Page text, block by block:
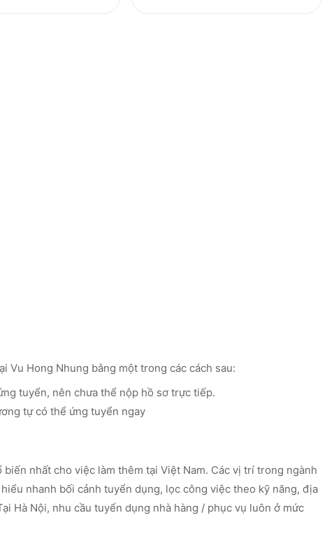
Vu Hong Nhung bằng một trong các cách sau:
tuyển, nên chưa thể nộp hồ sơ trực tiếp.
tự có thể ứng tuyển ngay
nhất cho việc làm thêm tại Việt Nam. Các vị trí trong ngành
nhanh bối cảnh tuyển dụng, lọc công việc theo kỹ năng, địa
Hà Nội, nhu cầu tuyển dụng nhà hàng / phục vụ luôn ở mức